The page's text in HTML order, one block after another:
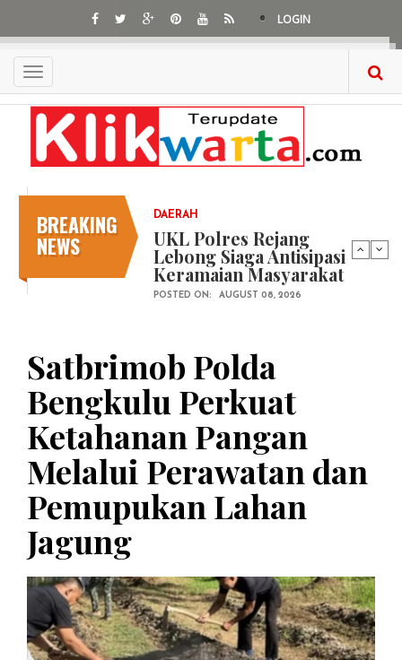
main
content
LOGIN
Toggle
navigation
BREAKING
NEWS
DAERAH
UKL Polres Rejang
Lebong Siaga Antisipasi
Keramaian Masyarakat
POSTED ON: AUGUST 08, 2026
Satbrimob Polda
Bengkulu Perkuat
Ketahanan Pangan
Melalui Perawatan dan
Pemupukan Lahan
Jagung